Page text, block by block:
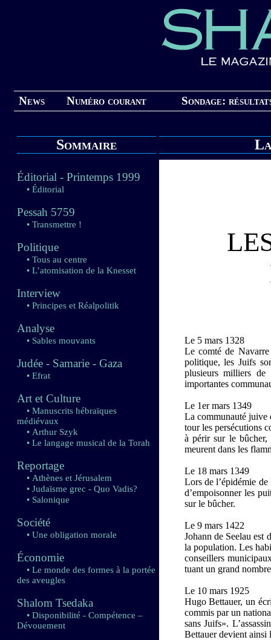
News Numéro courant Sondage:
Sommaire
Éditorial - Printemps 1999
• Éditorial
Pessah 5759
• Transmettre !
Politique
• Tous au centre
• L’atomisation de la Knesset
Interview
• Principes et Réalpolitik
Analyse
• Sables mouvants
Judée - Samarie - Gaza
• Efrat
Art et Culture
• Manuscrits hébraïques
médiévaux
• Arthur Szyk
• Le langage musical de la Torah
Reportage
• Athènes et Jérusalem
• Judaïsme grec - Quo Vadis?
• Salonique
Société
• Une obligation morale
Économie
• Le monde des formes à la portée
des aveugles
Shalom Tsedaka
• Disponibilité - Compétence –
Dévouement
Le 5 mars 1328
Le comté de
politique, les Juifs
plusieurs milliers
importantes
Le 1er mars 1349
La communauté juive
tour les persécutions
à périr sur le bûcher,
meurent dans les
Le 18 mars 1349
Lors de l’épidémie
d’empoisonner les
sur le bûcher.
Le 9 mars 1422
Johann de Seelau est
la population. Les
conseillers
tuant un grand
Le 10 mars 1925
Hugo Bettauer, un
commis par un
sans Juifs».
Bettauer devient ainsi